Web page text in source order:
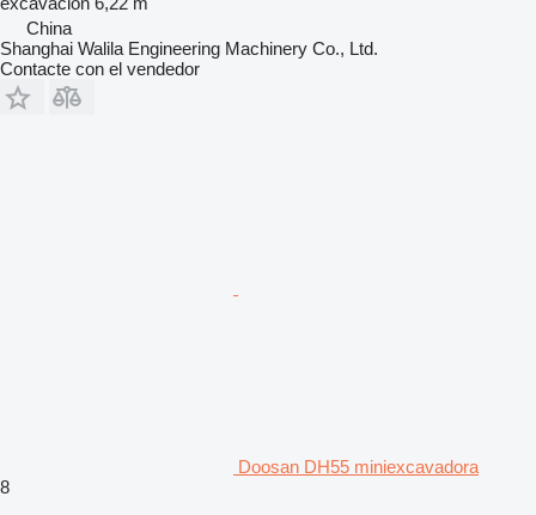
China
Shanghai Walila Engineering Machinery Co., Ltd.
Contacte con el vendedor
Doosan DH55 miniexcavadora
8